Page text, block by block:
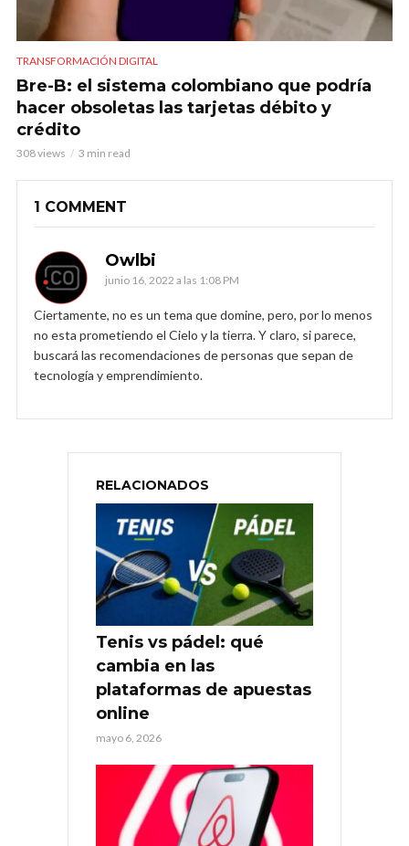
TRANSFORMACIÓN DIGITAL
Bre-B: el sistema colombiano que podría
hacer obsoletas las tarjetas débito y
crédito
308 views 3 min read
1 COMMENT
Owlbi
junio 16, 2022 a las 1:08 PM
Ciertamente, no es un tema que domine, pero, por lo menos
no esta prometiendo el Cielo y la tierra. Y claro, si parece,
buscará las recomendaciones de personas que sepan de
tecnología y emprendimiento.
RELACIONADOS
Tenis vs pádel: qué
cambia en las
plataformas de apuestas
online
mayo 6, 2026